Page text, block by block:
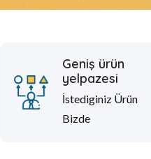
Geniş ürün
yelpazesi
İstediginiz Ürün
Bizde